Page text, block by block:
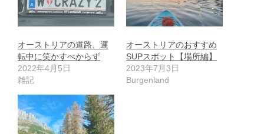
オーストリアの道路、運
転中に笑かすべからず
2022年4月5日
雑記
オーストリアのおすすめ
SUPスポット【場所編】
2023年7月3日
Burgenland